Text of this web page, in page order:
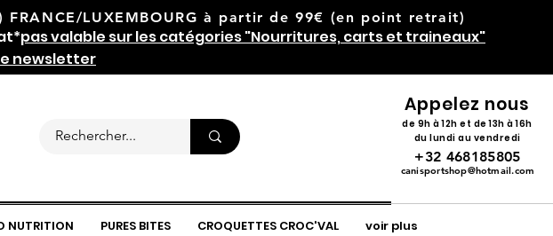
LUXEMBOURG à partir de 99€ (en point retrait)
pas valable sur les catégories "Nourritures, carts et traineaux"
newsletter
Appelez nous
de 9h à 12h et de 13h à 16h
du lundi au vendredi
+32 468185805
canisportshop@hotmail.com
NUTRITION PURES BITES CROQUETTES CROC'VAL voir plus